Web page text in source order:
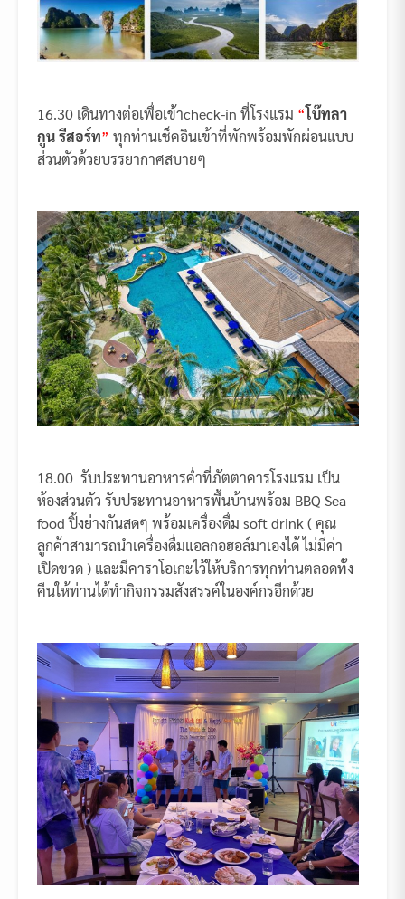
16.30 เดินทางต่อเพื่อเข้าcheck-in ที่โรงแรม “โบ๊ทลา
กูน รีสอร์ท” ทุกท่านเช็คอินเข้าที่พักพร้อมพักผ่อนแบบ
ส่วนตัวด้วยบรรยากาศสบายๆ
18.00 รับประทานอาหารค่ำที่ภัตตาคารโรงแรม เป็น
ห้องส่วนตัว รับประทานอาหารพื้นบ้านพร้อม BBQ Sea
food ปิ้งย่างกันสดๆ พร้อมเครื่องดื่ม soft drink ( คุณ
ลูกค้าสามารถนำเครื่องดื่มแอลกอฮอล์มาเองได้ ไม่มีค่า
เปิดขวด ) และมีคาราโอเกะไว้ให้บริการทุกท่านตลอดทั้ง
คืนให้ท่านได้ทำกิจกรรมสังสรรค์ในองค์กรอีกด้วย